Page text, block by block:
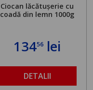
Ciocan lăcătușerie cu
coadă din lemn 1000g
13456 lei
DETALII